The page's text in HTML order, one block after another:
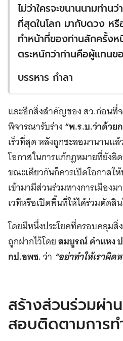
ไม่ว่าใครจะขนานนามท่าน
ที่สุดในโลก มากับดวง หรื
ทำหน้าที่ของท่านสักครั้งห
ตระหนักว่าท่านคือผู้แทนข
บรรหาร กำลา
และอีกสิ่งสำคัญของ สว.ก่อนที่
พิจารณารับร่าง“พ.ร.บ.ว่าด้วย
เร็วที่สุด หลังถูกชะลอมานานแ
โอกาสในการแก้กฎหมายที่ยังลิ
ขณะเดียวกันก็ควรเปิดโอกาสใ
เข้ามามีส่วนร่วมทางการเมืองม
เวทีหรือเปิดพื้นที่ให้ได้ร่วมตัดสิ
โดยมีหนึ่งประโยคที่ครอบคลุมสิ่
ถูกฝากไว้โดยสมบูรณ์ คำแหง
กป.อพช.ว่า “อย่าทำให้เราผิด
สร้างส่วนร่วมผ่า
สอบติดตามการท